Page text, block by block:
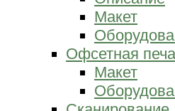
Макет
Офсетная
Макет